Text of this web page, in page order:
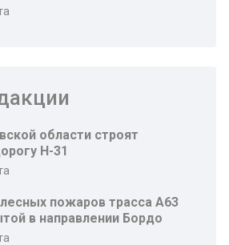
области строят
Н-31
пожаров трасса A63
в направлении Бордо